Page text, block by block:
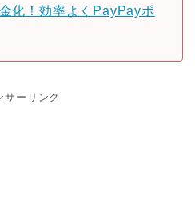
化！効率よくPayPayポ
サーリンク